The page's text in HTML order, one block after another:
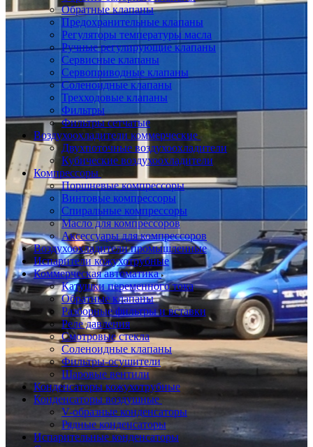
Обратные клапаны
Предохранительные клапаны
Регуляторы температуры масла
Ручные регулирующие клапаны
Сервисные клапаны
Сервоприводные клапаны
Соленоидные клапаны
Трехходовые клапаны
Фильтры
Фильтры сетчатые
Воздухоохладители коммерческие
Двухпоточные воздухоохладители
Кубические воздухоохладители
Компрессоры
Поршневые компрессоры
Винтовые компрессоры
Спиральные компрессоры
Масло для компрессоров
Аксессуары для компрессоров
Воздухоохладители промышленные
Испарители кожухотрубные
Коммерческая автоматика
Катушки переменного тока
Обратные клапаны
Разборные фильтры и вставки
Реле давления
Смотровые стекла
Соленоидные клапаны
Фильтры-осушители
Шаровые вентили
Конденсаторы кожухотрубные
Конденсаторы воздушные
V-образные конденсаторы
Рядные конденсаторы
Испарительные конденсаторы